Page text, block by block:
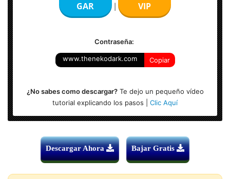
GAR
VIP
Contraseña:
www.thenekodark.com Copiar
¿No sabes como descargar?Te dejo un pequeño vídeo
tutorial explicando los pasos | Clic Aquí
Descargar Ahora Bajar Gratis